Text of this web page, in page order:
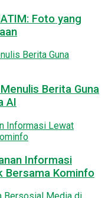
Foto yang
Berita Guna
AI
Informasi
Bersama Kominfo